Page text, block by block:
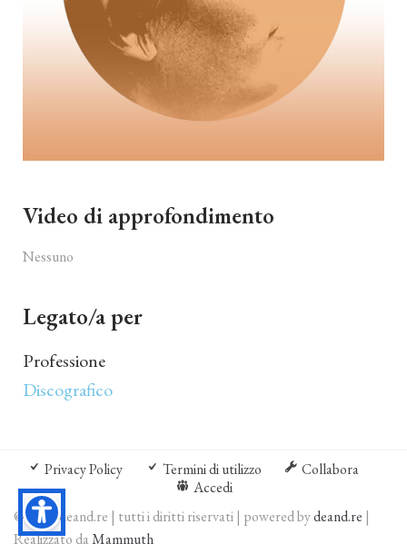
Video di approfondimento
Nessuno
Legato/a per
Professione
Discografico
Privacy Policy Termini di utilizzo
Collabora
Accedi
© 2026 deand.re | tutti i diritti riservati | powered bydeand.re |
Realizzato daMammuth